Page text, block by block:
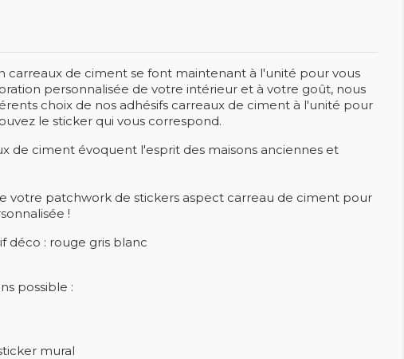
carreaux de ciment se font maintenant à l'unité pour vous
personnalisée de votre intérieur et à votre goût, nous
choix de nos adhésifs carreaux de ciment à l'unité pour
le sticker qui vous correspond.
de ciment évoquent l'esprit des maisons anciennes et
votre patchwork de stickers aspect carreau de ciment pour
!
déco : rouge gris blanc
possible :
mural